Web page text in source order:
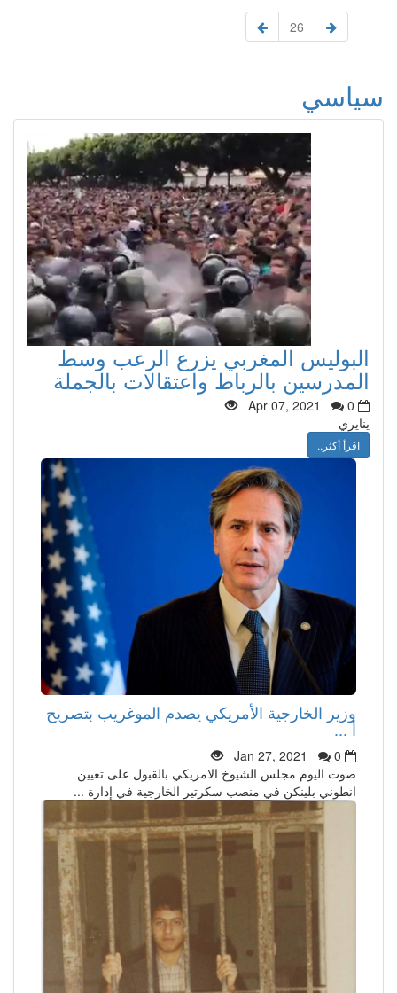
سياسي
البوليس المغربي يزرع الرعب وسط
المدرسين بالرباط واعتقالات بالجملة
Apr 07, 2021
0
ينايري
اقرأ أكثر..
وزير الخارجية الأمريكي يصدم الموغريب بتصريح
أ ...
Jan 27, 2021
0
صوت اليوم مجلس الشيوخ الامريكي بالقبول على تعيين
انطوني بلينكن في منصب سكرتير الخارجية في إدارة ...